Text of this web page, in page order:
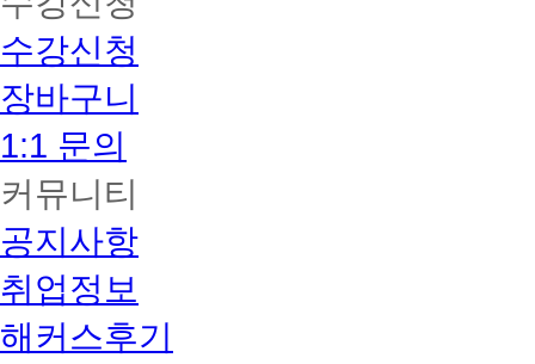
수강신청
장바구니
1:1 문의
커뮤니티
공지사항
취업정보
해커스후기